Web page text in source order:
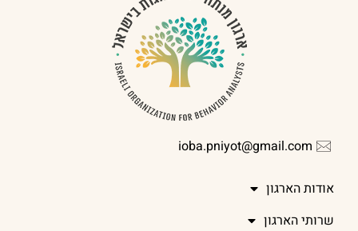
ioba.pniyot@gmail.com
אודות הארגון
שרותי הארגון